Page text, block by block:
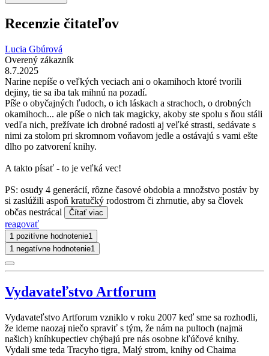
Recenzie čitateľov
Lucia Gbúrová
Overený zákazník
8.7.2025
Narine nepíše o veľkých veciach ani o okamihoch ktoré tvorili
dejiny, tie sa iba tak mihnú na pozadí.
Píše o obyčajných ľudoch, o ich láskach a strachoch, o drobných
okamihoch... ale píše o nich tak magicky, akoby ste spolu s ňou stáli
vedľa nich, prežívate ich drobné radosti aj veľké strasti, sedávate s
nimi za stolom pri skromnom voňavom jedle a ostávajú s vami ešte
dlho po zatvorení knihy.
A takto písať - to je veľká vec!
PS: osudy 4 generácií, rôzne časové obdobia a množstvo postáv by
si zaslúžili aspoň kratučký rodostrom či zhrnutie, aby sa človek
občas nestrácal
Čítať viac
reagovať
1 pozitívne hodnotenie1
1 negatívne hodnotenie1
Vydavateľstvo Artforum
Vydavateľstvo Artforum vzniklo v roku 2007 keď sme sa rozhodli,
že ideme naozaj niečo spraviť s tým, že nám na pultoch (najmä
našich) kníhkupectiev chýbajú pre nás osobne kľúčové knihy.
Vydali sme teda Tracyho tigra, Malý strom, knihy od Chaima